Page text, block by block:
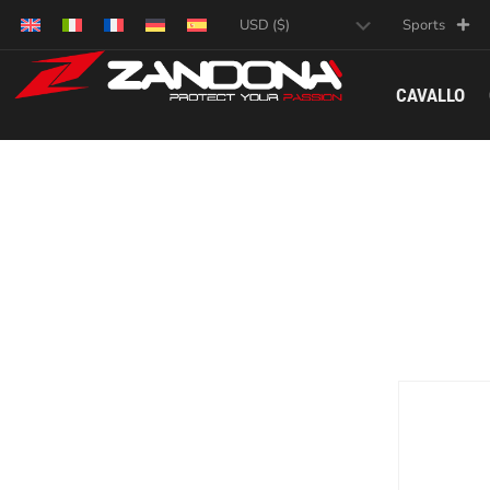
Sports
CAVALLO